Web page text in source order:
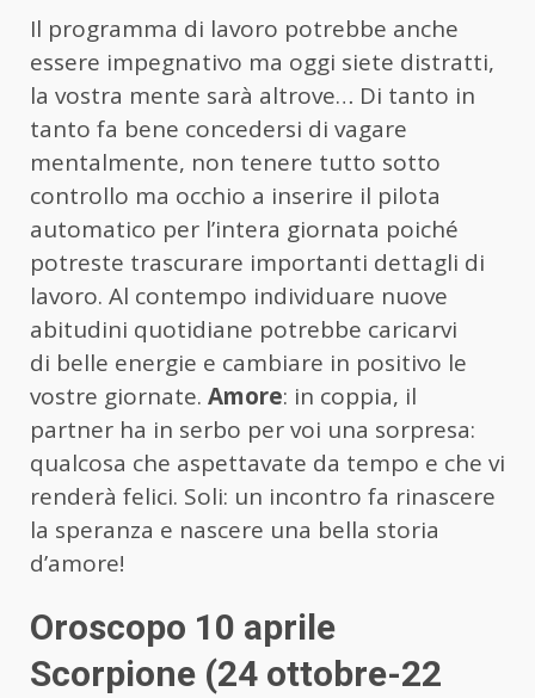
Il programma di lavoro potrebbe anche
essere impegnativo ma oggi siete distratti,
la vostra mente sarà altrove… Di tanto in
tanto fa bene concedersi di vagare
mentalmente, non tenere tutto sotto
controllo ma occhio a inserire il pilota
automatico per l’intera giornata poiché
potreste trascurare importanti dettagli di
lavoro. Al contempo individuare nuove
abitudini quotidiane potrebbe caricarvi
di belle energie e cambiare in positivo le
vostre giornate. Amore: in coppia, il
partner ha in serbo per voi una sorpresa:
qualcosa che aspettavate da tempo e che vi
renderà felici. Soli: un incontro fa rinascere
la speranza e nascere una bella storia
d’amore!
Oroscopo 10 aprile
Scorpione (24 ottobre-22